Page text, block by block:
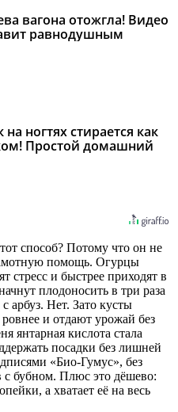
вагона отожгла! Видео
равнодушным
на ногтях стирается как
Простой домашний
способ? Потому что он не
помощь. Огурцы
стресс и быстрее приходят в
плодоносить в три раза
арбуз. Нет. Зато кусты
и отдают урожай без
янтарная кислота стала
посадки без лишней
«Био-Гумус», без
с бубном. Плюс это дёшево:
а хватает её на весь